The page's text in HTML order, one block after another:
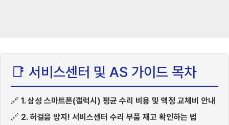
📑 서비스센터 및 AS 가이드 목차
🔗 1. 삼성 스마트폰(갤럭시) 평균 수리 비용 및 액정 교체비 안내
🔗 2. 허걸음 방지! 서비스센터 수리 부품 재고 확인하는 법